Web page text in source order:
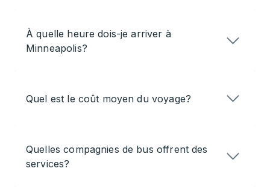
À quelle heure dois-je arriver à
Minneapolis?
Quel est le coût moyen du voyage?
Quelles compagnies de bus offrent des
services?